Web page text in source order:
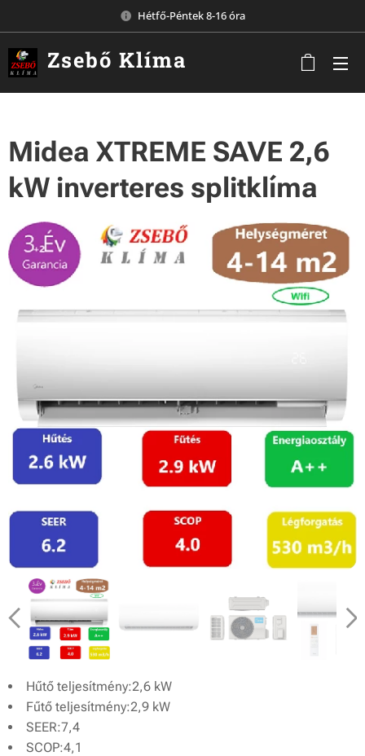
Hétfő-Péntek 8-16 óra
Zsebő Klíma
Komárom
Midea XTREME SAVE 2,6
kW inverteres splitklíma
Hűtő teljesítmény:2,6 kW
Fűtő teljesítmény:2,9 kW
SEER:7,4
SCOP:4,1